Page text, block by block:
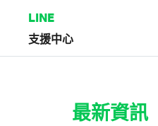
LINE
支援中心
最新資訊